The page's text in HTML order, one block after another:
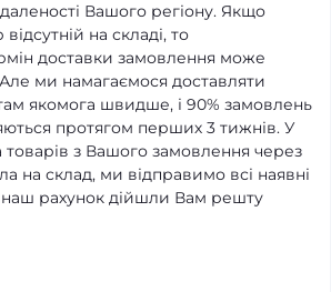
Вашого регіону. Якщо
на складі, то
доставки замовлення може
ми намагаємося доставляти
якомога швидше, і 90% замовлень
протягом перших 3 тижнів. У
товарів з Вашого замовлення через
на склад, ми відправимо всі наявні
наш рахунок дійшли Вам решту